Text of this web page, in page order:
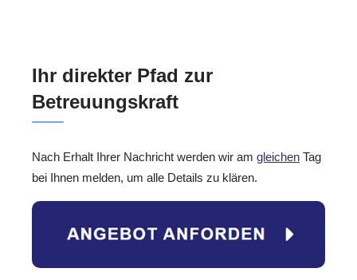
Ihr direkter Pfad zur
Betreuungskraft
Nach Erhalt Ihrer Nachricht werden wir am gleichen Tag
bei Ihnen melden, um alle Details zu klären.